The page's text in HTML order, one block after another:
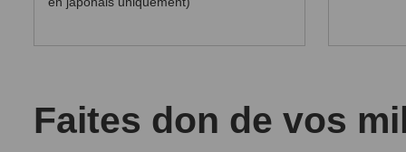
Faites don de vos